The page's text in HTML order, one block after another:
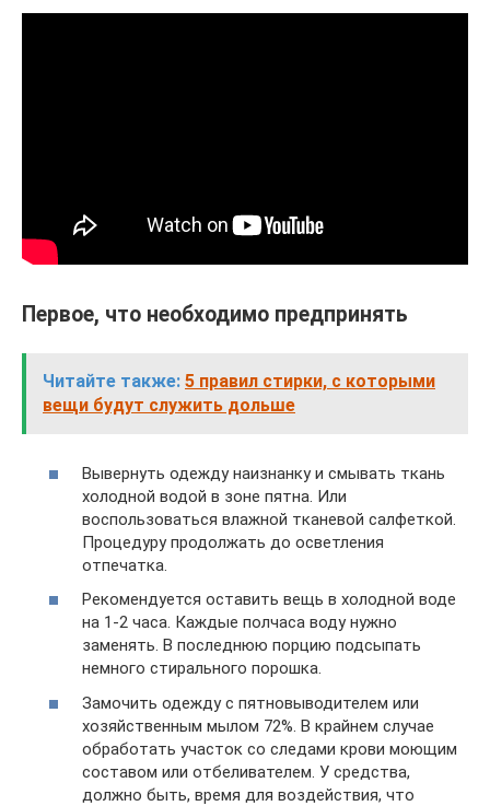
Первое, что необходимо предпринять
Читайте также: 5 правил стирки, с которыми
вещи будут служить дольше
Вывернуть одежду наизнанку и смывать ткань
холодной водой в зоне пятна. Или
воспользоваться влажной тканевой салфеткой.
Процедуру продолжать до осветления
отпечатка.
Рекомендуется оставить вещь в холодной воде
на 1-2 часа. Каждые полчаса воду нужно
заменять. В последнюю порцию подсыпать
немного стирального порошка.
Замочить одежду с пятновыводителем или
хозяйственным мылом 72%. В крайнем случае
обработать участок со следами крови моющим
составом или отбеливателем. У средства,
должно быть, время для воздействия, что